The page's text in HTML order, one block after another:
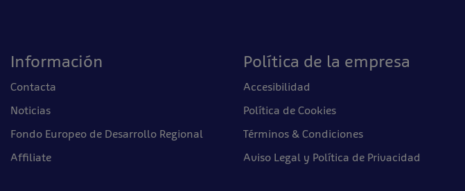
Información
Contacta
Noticias
Fondo Europeo de Desarrollo Regional
Affiliate
Política de la empresa
Accesibilidad
Política de Cookies
Términos & Condiciones
Aviso Legal y Política de Privacidad